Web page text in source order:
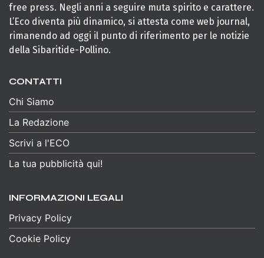
free press. Negli anni a seguire muta spirito e carattere.
L’Eco diventa più dinamico, si attesta come web journal,
rimanendo ad oggi il punto di riferimento per le notizie
della Sibaritide-Pollino.
CONTATTI
Chi Siamo
La Redazione
Scrivi a l'ECO
La tua pubblicità qui!
INFORMAZIONI LEGALI
Privacy Policy
Cookie Policy